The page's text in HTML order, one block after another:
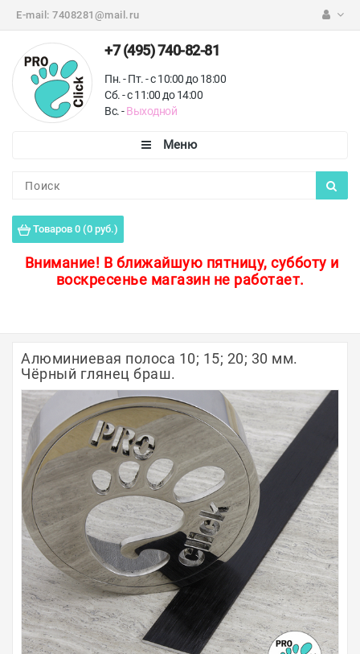
E-mail: 7408281@mail.ru
+7 (495) 740-82-81
Пн. - Пт. - с 10:00 до 18:00
Сб. - с 11:00 до 14:00
Вс. -Выходной
Товаров 0 (0 руб.)
Внимание! В ближайшую пятницу, субботу и
воскресенье магазин не работает.
Пороги для пола
Защитные уголки
Полосы из металла
Плинтуса
Профили для стекла и SPC
Обводы для труб
Алюминиевые профили
Крепёж и крепления
Садовая мебель
Оплата
Доставка
Алюминиевая полоса 10; 15; 20; 30 мм.
Чёрный глянец браш.